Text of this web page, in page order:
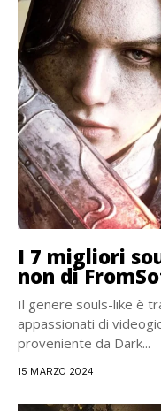
I 7 migliori
non di
Il genere souls-like è
appassionati di
proveniente da Dark...
15 MARZO 2024